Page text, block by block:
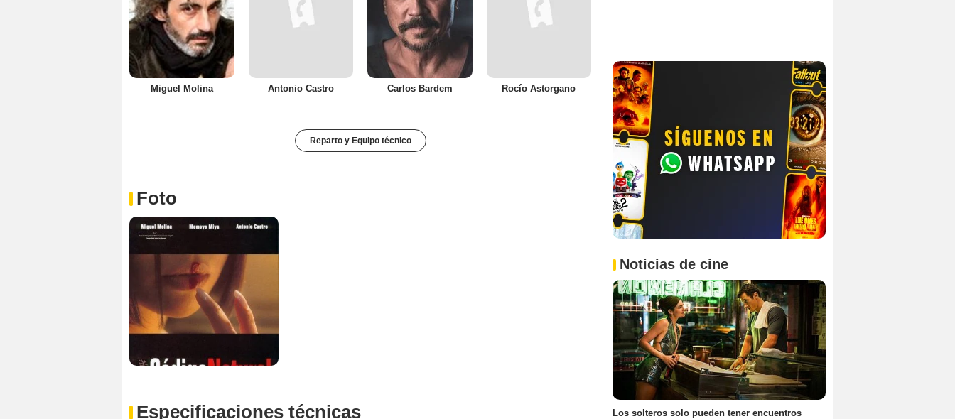
Miguel Molina Antonio Castro Carlos Bardem Rocío Astorgano
Reparto y Equipo técnico
Foto
Especificaciones técnicas
Noticias de cine
Los solteros solo pueden tener encuentros